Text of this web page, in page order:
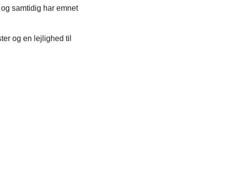
samtidig har emnet
og en lejlighed til